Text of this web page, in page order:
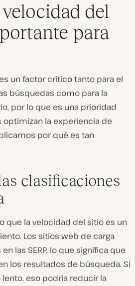
del
para
un factor crítico tanto para el
búsquedas como para la
por lo que es una prioridad
la experiencia de
por qué es tan
clasificaciones
que la velocidad del sitio es un
Los sitios web de carga
las SERP, lo que significa que
los resultados de búsqueda. Si
eso podría reducir la